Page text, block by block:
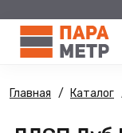
Главная Каталог